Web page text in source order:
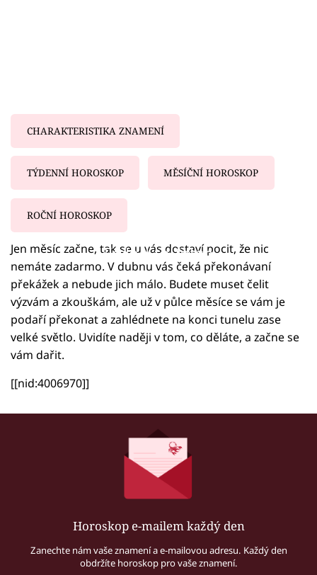
Sledujte nás
CHARAKTERISTIKA ZNAMENÍ
TÝDENNÍ HOROSKOP MĚSÍČNÍ HOROSKOP
ROČNÍ HOROSKOP
Failed to fetch
Jen měsíc začne, tak se u vás dostaví pocit, že nic
nemáte zadarmo. V dubnu vás čeká překonávaní
překážek a nebude jich málo. Budete muset čelit
výzvám a zkouškám, ale už v půlce měsíce se vám je
podaří překonat a zahlédnete na konci tunelu zase
velké světlo. Uvidíte naději v tom, co děláte, a začne se
vám dařit.
[[nid:4006970]]
Horoskop e-mailem každý den
Zanechte nám vaše znamení a e-mailovou adresu. Každý den
obdržíte horoskop pro vaše znamení.